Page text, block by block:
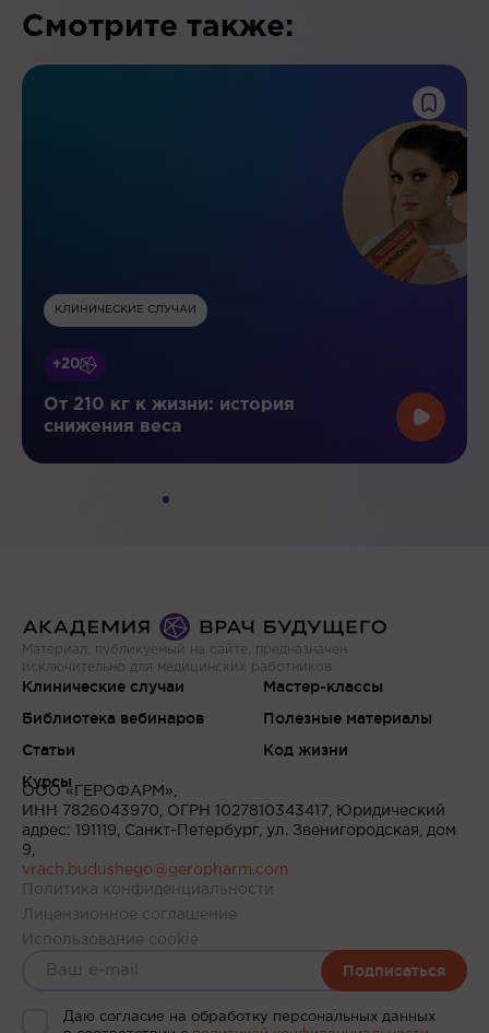
Смотрите также:
КЛИНИЧЕСКИЕ СЛУЧАИ
+20
От 210 кг к жизни: история
снижения веса
Материал, публикуемый на сайте, предназначен
исключительно для медицинских работников
Клинические случаи
Библиотека вебинаров
Статьи
Курсы
Мастер-классы
Полезные материалы
Код жизни
ООО «ГЕРОФАРМ»,
ИНН 7826043970, ОГРН 1027810343417, Юридический
адрес: 191119, Санкт-Петербург, ул. Звенигородская, дом
9,
vrach.budushego@geropharm.com
Политика конфиденциальности
Лицензионное соглашение
Использование cookie
Подписаться
Даю согласие на обработку персональных данных